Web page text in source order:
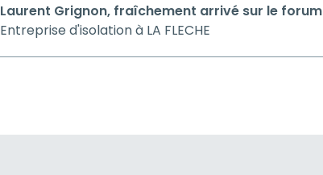
Laurent Grignon, fraîchement arrivé sur le forum
Entreprise d'isolation à LA FLECHE